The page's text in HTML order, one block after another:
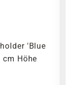
'Blue
cm Höhe